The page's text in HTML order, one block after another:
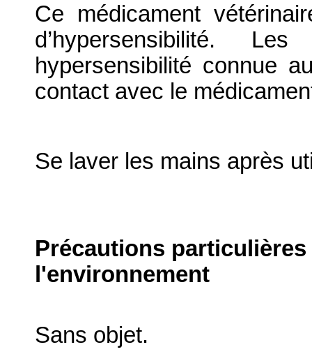
Ce médicament
d’hypersensibilité.
hypersensibilité connue
contact avec le
Se laver les mains après
Précautions
l'environnement
Sans objet.